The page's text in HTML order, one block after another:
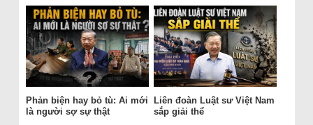
Phản biện hay bỏ tù: Ai mới
là người sợ sự thật
Liên đoàn Luật sư Việt Nam
sắp giải thể